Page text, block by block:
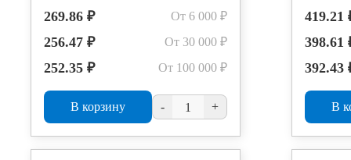
269.86 ₽ От 6 000 ₽
256.47 ₽ От 30 000 ₽
252.35 ₽ От 100 000 ₽
В корзину - +
419.21
398.61
392.43
В